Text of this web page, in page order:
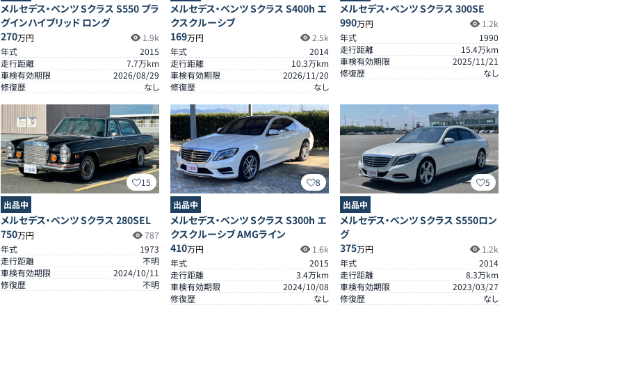
メルセデス・ベンツ Sクラス S550 プラ
グインハイブリッド ロング
270万円
1.9k
年式
2015
走行距離
7.7万km
車検有効期限
2026/08/29
修復歴
なし
メルセデス・ベンツ Sクラス S400h エ
クスクルーシブ
169万円
2.5k
年式
2014
走行距離
10.3万km
車検有効期限
2026/11/20
修復歴
なし
メルセデス・ベンツ Sクラス 300SE
990万円
1.2k
年式
1990
走行距離
15.4万km
車検有効期限
2025/11/21
修復歴
なし
15
出品中
メルセデス・ベンツ Sクラス 280SEL
750万円
787
年式
1973
走行距離
不明
車検有効期限
2024/10/11
修復歴
不明
8
出品中
メルセデス・ベンツ Sクラス S300h エ
クスクルーシブ AMGライン
410万円
1.6k
年式
2015
走行距離
3.4万km
車検有効期限
2024/10/08
修復歴
なし
5
出品中
メルセデス・ベンツ Sクラス S550ロン
グ
375万円
1.2k
年式
2014
走行距離
8.3万km
車検有効期限
2023/03/27
修復歴
なし